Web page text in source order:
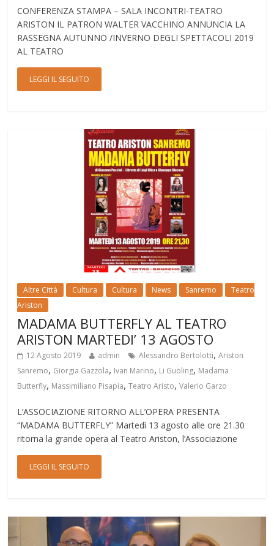
CONFERENZA STAMPA – SALA INCONTRI-TEATRO
ARISTON IL PATRON WALTER VACCHINO ANNUNCIA LA
RASSEGNA AUTUNNO /INVERNO DEGLI SPETTACOLI 2019
AL TEATRO
LEGGI IL SEGUITO
Altre Città Cultura Cultura News Sanremo
Teatro
Ariston
MADAMA BUTTERFLY AL TEATRO
ARISTON MARTEDI’ 13 AGOSTO
12 Agosto 2019 admin Alessandro Bertolotti,Ariston
Sanremo, Giorgia Gazzola, Ivan Marino, Li Guoling, Madama
Butterfly, Massimiliano Pisapia,Teatro Aristo,Valerio Garzo
L’ASSOCIAZIONE RITORNO ALL’OPERA PRESENTA
“MADAMA BUTTERFLY” Martedì 13 agosto alle ore 21.30
ritorna la grande opera al Teatro Ariston, l’Associazione
LEGGI IL SEGUITO